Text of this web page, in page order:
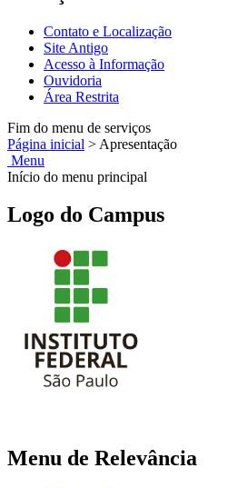
Contato e Localização
Site Antigo
Acesso à Informação
Ouvidoria
Área Restrita
Fim do menu de serviços
Página inicial > Apresentação
Menu
Início do menu principal
Logo do Campus
Menu de Relevância